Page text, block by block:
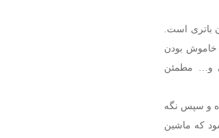
باتری است.
خاموش بودن
و… مطمئن
چرخانده و سپس نگه
می‌شود که ماشین